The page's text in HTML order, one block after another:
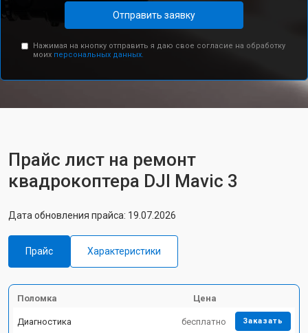
Отправить заявку
Нажимая на кнопку отправить я даю свое согласие на обработку
моих персональных данных.
Прайс лист на ремонт
квадрокоптера DJI Mavic 3
Дата обновления прайса: 19.07.2026
Прайс Характеристики
Поломка Цена
Диагностика бесплатно Заказать